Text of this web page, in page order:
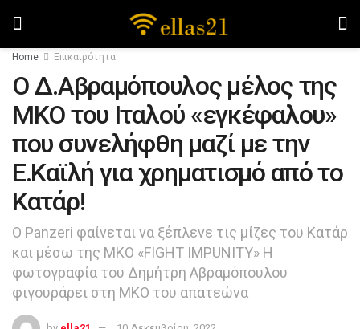
Home Επικαιρότητα
Ο Δ.Αβραμόπουλος μέλος της
ΜΚΟ του Ιταλού «εγκέφαλου»
που συνελήφθη μαζί με την
Ε.Καϊλή για χρηματισμό από το
Κατάρ!
Ο Panzeri φαίνεται να ξέπλενε τις μίζες του Κατάρ
και μέσω της ΜΚΟ «FIGHT IMPUNITY» Η
φωτογραφία του Δημήτρη Αβραμόπουλου
φιγουράρει στη ΜΚΟ του απατεώνα